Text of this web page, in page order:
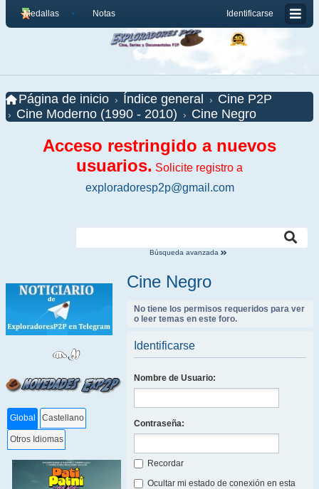
Identificarse
Medallas Notas
Página de inicio Índice general
Cine P2P
Cine Moderno (1990 - 2010)
Cine Negro
Acceso restringido a nuevos
usuarios. Solicite registro a
exploradoresp2p@gmail.com
Búsqueda avanzada
Global Castellano
Otros Idiomas
Cine Negro
No tiene los permisos requeridos para ver
o leer temas en este foro.
Identificarse
Nombre de Usuario:
Contraseña:
Recordar
Ocultar mi estado de conexión en esta